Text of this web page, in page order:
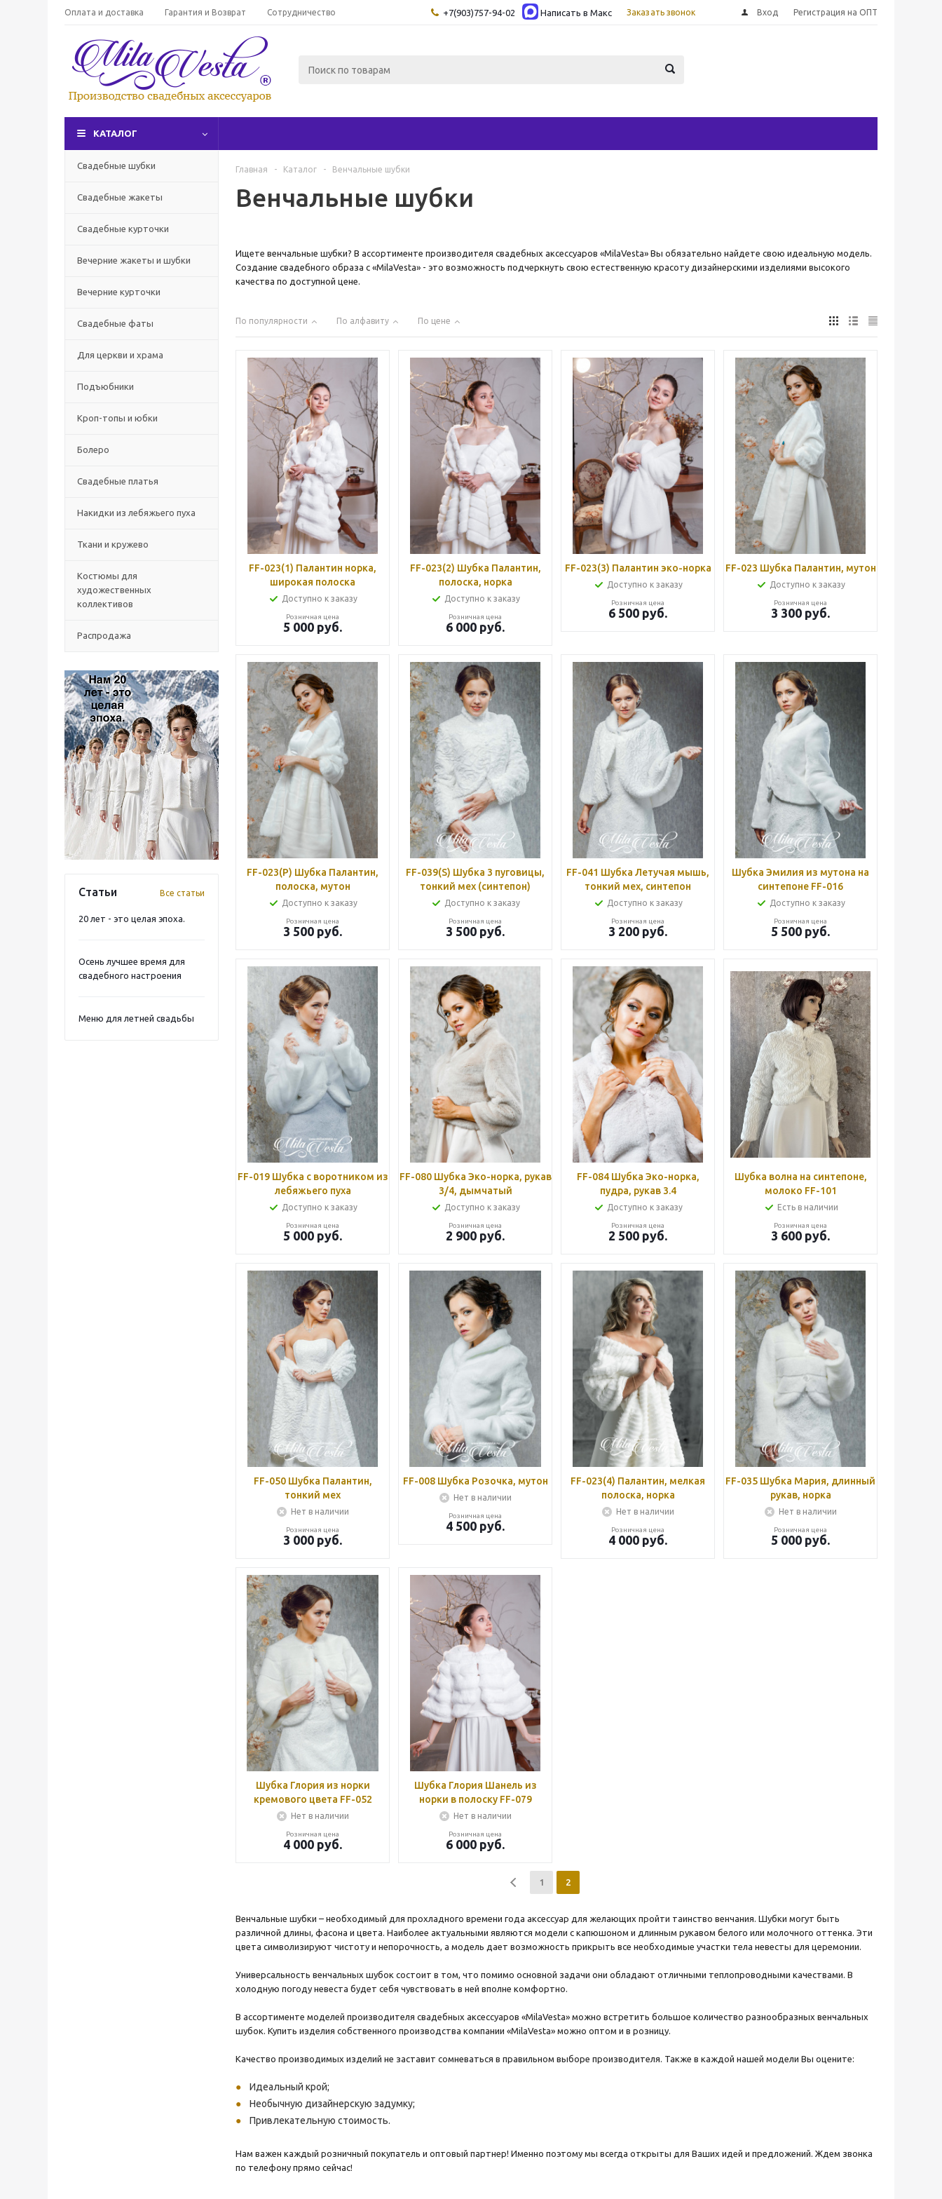
Оплата и доставка Гарантия и Возврат Сотрудничество +7(903)757-94-02 Написать в Maкс Заказать звонок Вход Регистрация на ОПТ
КАТАЛОГ
Свадебные шубки
Свадебные жакеты
Свадебные курточки
Вечерние жакеты и шубки
Вечерние курточки
Свадебные фаты
Для церкви и храма
Подъюбники
Кроп-топы и юбки
Болеро
Свадебные платья
Накидки из лебяжьего пуха
Ткани и кружево
Костюмы для
художественных
коллективов
Распродажа
Статьи Все статьи
20 лет - это целая эпоха.
Осень лучшее время для
свадебного настроения
Меню для летней свадьбы
Главная - Каталог - Венчальные шубки
Венчальные шубки
Ищете венчальные шубки? В ассортименте производителя свадебных аксессуаров «MilaVesta» Вы обязательно найдете свою идеальную модель.
Создание свадебного образа с «MilaVesta» - это возможность подчеркнуть свою естественную красоту дизайнерскими изделиями высокого
качества по доступной цене.
По популярности По алфавиту По цене
FF-023(1) Палантин норка,
широкая полоска
Доступно к заказу
Розничная цена
5 000 руб.
FF-023(2) Шубка Палантин,
полоска, норка
Доступно к заказу
Розничная цена
6 000 руб.
FF-023(3) Палантин эко-норка
Доступно к заказу
Розничная цена
6 500 руб.
FF-023 Шубка Палантин, мутон
Доступно к заказу
Розничная цена
3 300 руб.
FF-023(P) Шубка Палантин,
полоска, мутон
Доступно к заказу
Розничная цена
3 500 руб.
FF-039(S) Шубка 3 пуговицы,
тонкий мех (синтепон)
Доступно к заказу
Розничная цена
3 500 руб.
FF-041 Шубка Летучая мышь,
тонкий мех, синтепон
Доступно к заказу
Розничная цена
3 200 руб.
Шубка Эмилия из мутона на
синтепоне FF-016
Доступно к заказу
Розничная цена
5 500 руб.
FF-019 Шубка с воротником из
лебяжьего пуха
Доступно к заказу
Розничная цена
5 000 руб.
FF-080 Шубка Эко-норка, рукав
3/4, дымчатый
Доступно к заказу
Розничная цена
2 900 руб.
FF-084 Шубка Эко-норка,
пудра, рукав 3.4
Доступно к заказу
Розничная цена
2 500 руб.
Шубка волна на синтепоне,
молоко FF-101
Есть в наличии
Розничная цена
3 600 руб.
FF-050 Шубка Палантин,
тонкий мех
Нет в наличии
Розничная цена
3 000 руб.
FF-008 Шубка Розочка, мутон
Нет в наличии
Розничная цена
4 500 руб.
FF-023(4) Палантин, мелкая
полоска, норка
Нет в наличии
Розничная цена
4 000 руб.
FF-035 Шубка Мария, длинный
рукав, норка
Нет в наличии
Розничная цена
5 000 руб.
Шубка Глория из норки
кремового цвета FF-052
Нет в наличии
Розничная цена
4 000 руб.
Шубка Глория Шанель из
норки в полоску FF-079
Нет в наличии
Розничная цена
6 000 руб.
1 2
Венчальные шубки – необходимый для прохладного времени года аксессуар для желающих пройти таинство венчания. Шубки могут быть
различной длины, фасона и цвета. Наиболее актуальными являются модели с капюшоном и длинным рукавом белого или молочного оттенка. Эти
цвета символизируют чистоту и непорочность, а модель дает возможность прикрыть все необходимые участки тела невесты для церемонии.
Универсальность венчальных шубок состоит в том, что помимо основной задачи они обладают отличными теплопроводными качествами. В
холодную погоду невеста будет себя чувствовать в ней вполне комфортно.
В ассортименте моделей производителя свадебных аксессуаров «MilaVesta» можно встретить большое количество разнообразных венчальных
шубок. Купить изделия собственного производства компании «MilaVesta» можно оптом и в розницу.
Качество производимых изделий не заставит сомневаться в правильном выборе производителя. Также в каждой нашей модели Вы оцените:
Идеальный крой;
Необычную дизайнерскую задумку;
Привлекательную стоимость.
Нам важен каждый розничный покупатель и оптовый партнер! Именно поэтому мы всегда открыты для Ваших идей и предложений. Ждем звонка
по телефону прямо сейчас!